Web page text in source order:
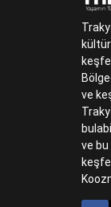
ve
ve bu